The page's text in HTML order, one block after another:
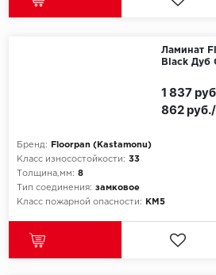
Ламинат
Black Дуб
Бренд:
Floorpan (Kastamonu)
Класс износостойкости: 33
Толщина,мм: 8
Тип соединения: замковое
Класс пожарной опасности:
КМ5
862
1 837